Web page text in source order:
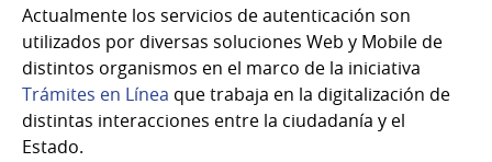
Actualmente los servicios de autenticación son
utilizados por diversas soluciones Web y Mobile de
distintos organismos en el marco de la iniciativa
Trámites en Línea que trabaja en la digitalización de
distintas interacciones entre la ciudadanía y el
Estado.